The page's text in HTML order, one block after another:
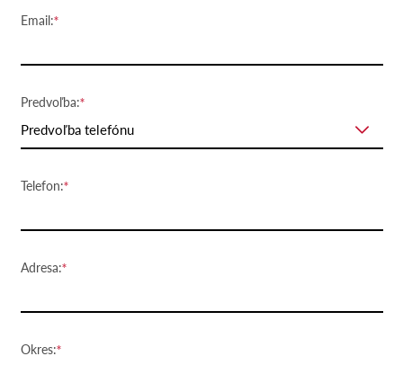
Email:
Predvoľba:
Predvoľba telefónu
Telefon:
Adresa:
Okres: